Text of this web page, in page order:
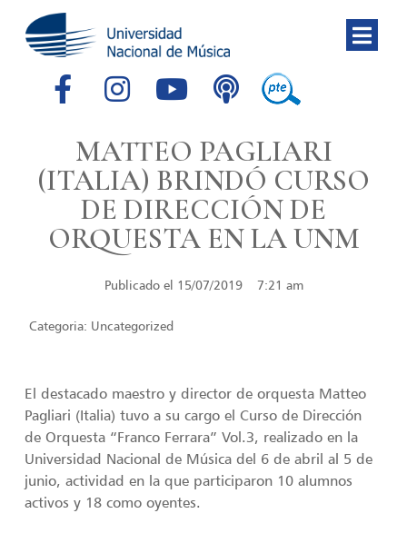
MATTEO PAGLIARI
(ITALIA) BRINDÓ CURSO
DE DIRECCIÓN DE
ORQUESTA EN LA UNM
Publicado el 15/07/2019 7:21 am
Categoria: Uncategorized
El destacado maestro y director de orquesta Matteo
Pagliari (Italia) tuvo a su cargo el Curso de Dirección
de Orquesta “Franco Ferrara” Vol.3, realizado en la
Universidad Nacional de Música del 6 de abril al 5 de
junio, actividad en la que participaron 10 alumnos
activos y 18 como oyentes.